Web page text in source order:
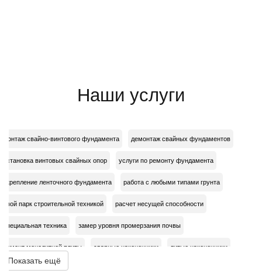
Наши услуги
монтаж свайно-винтового фундамента демонтаж свайных фундаментов
установка винтовых свайных опор услуги по ремонту фундамента
укрепление ленточного фундамента работа с любыми типами грунта
свой парк строительной техникой расчет несущей способности
специальная техника замер уровня промерзания почвы
ремонт монолитной плиты сварные наконечники литые наконечники
подробная смета подбор необходимой глубины ввинчивания
Показать ещё